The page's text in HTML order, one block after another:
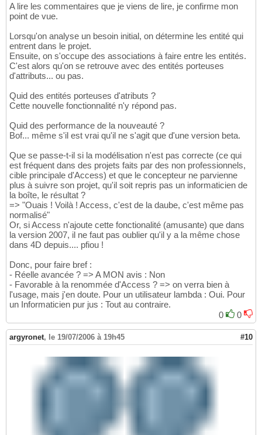
A lire les commentaires que je viens de lire, je confirme mon
point de vue.
Lorsqu'on analyse un besoin initial, on détermine les entité qui
entrent dans le projet.
Ensuite, on s'occupe des associations à faire entre les entités.
C'est alors qu'on se retrouve avec des entités porteuses
d'attributs... ou pas.
Quid des entités porteuses d'atributs ?
Cette nouvelle fonctionnalité n'y répond pas.
Quid des performance de la nouveauté ?
Bof... même s'il est vrai qu'il ne s'agit que d'une version beta.
Que se passe-t-il si la modélisation n'est pas correcte (ce qui
est fréquent dans des projets faits par des non professionnels,
cible principale d'Access) et que le concepteur ne parvienne
plus à suivre son projet, qu'il soit repris pas un informaticien de
la boîte, le résultat ?
=> "Ouais ! Voilà ! Access, c'est de la daube, c'est même pas
normalisé"
Or, si Access n'ajoute cette fonctionalité (amusante) que dans
la version 2007, il ne faut pas oublier qu'il y a la même chose
dans 4D depuis.... pfiou !
Donc, pour faire bref :
- Réelle avancée ? => A MON avis : Non
- Favorable à la renommée d'Access ? => on verra bien à
l'usage, mais j'en doute. Pour un utilisateur lambda : Oui. Pour
un Informaticien pur jus : Tout au contraire.
0
0
argyronet, le 19/07/2006 à 19h45 #10